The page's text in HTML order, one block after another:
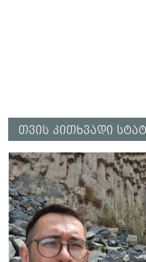
თვის კითხვადი